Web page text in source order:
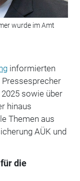
wurde im Amt
informierten
sowie über
hinaus
Themen aus
AÜK und
die